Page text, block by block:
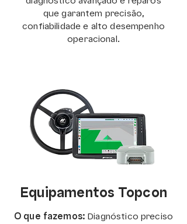
que garantem precisão,
confiabilidade e alto desempenho
operacional.
Equipamentos Topcon
O que fazemos: Diagnóstico preciso